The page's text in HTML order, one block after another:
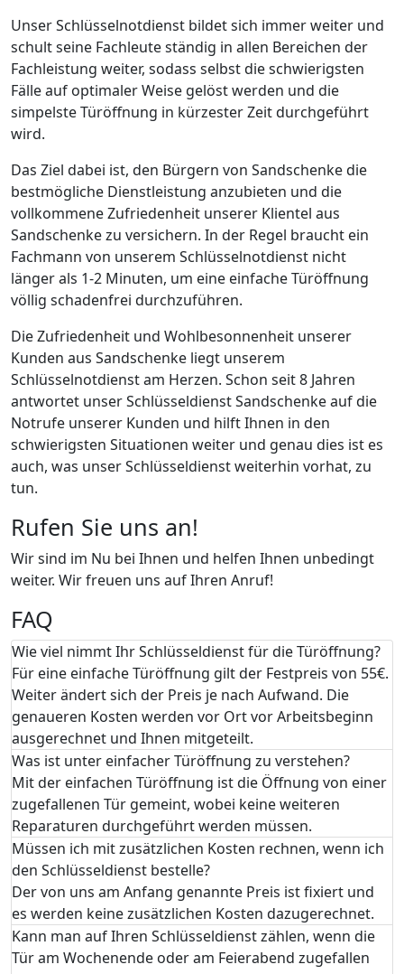
Unser Schlüsselnotdienst bildet sich immer weiter und
schult seine Fachleute ständig in allen Bereichen der
Fachleistung weiter, sodass selbst die schwierigsten
Fälle auf optimaler Weise gelöst werden und die
simpelste Türöffnung in kürzester Zeit durchgeführt
wird.
Das Ziel dabei ist, den Bürgern von Sandschenke die
bestmögliche Dienstleistung anzubieten und die
vollkommene Zufriedenheit unserer Klientel aus
Sandschenke zu versichern. In der Regel braucht ein
Fachmann von unserem Schlüsselnotdienst nicht
länger als 1-2 Minuten, um eine einfache Türöffnung
völlig schadenfrei durchzuführen.
Die Zufriedenheit und Wohlbesonnenheit unserer
Kunden aus Sandschenke liegt unserem
Schlüsselnotdienst am Herzen. Schon seit 8 Jahren
antwortet unser Schlüsseldienst Sandschenke auf die
Notrufe unserer Kunden und hilft Ihnen in den
schwierigsten Situationen weiter und genau dies ist es
auch, was unser Schlüsseldienst weiterhin vorhat, zu
tun.
Rufen Sie uns an!
Wir sind im Nu bei Ihnen und helfen Ihnen unbedingt
weiter. Wir freuen uns auf Ihren Anruf!
FAQ
Wie viel nimmt Ihr Schlüsseldienst für die Türöffnung?
Für eine einfache Türöffnung gilt der Festpreis von 55€.
Weiter ändert sich der Preis je nach Aufwand. Die
genaueren Kosten werden vor Ort vor Arbeitsbeginn
ausgerechnet und Ihnen mitgeteilt.
Was ist unter einfacher Türöffnung zu verstehen?
Mit der einfachen Türöffnung ist die Öffnung von einer
zugefallenen Tür gemeint, wobei keine weiteren
Reparaturen durchgeführt werden müssen.
Müssen ich mit zusätzlichen Kosten rechnen, wenn ich
den Schlüsseldienst bestelle?
Der von uns am Anfang genannte Preis ist fixiert und
es werden keine zusätzlichen Kosten dazugerechnet.
Kann man auf Ihren Schlüsseldienst zählen, wenn die
Tür am Wochenende oder am Feierabend zugefallen